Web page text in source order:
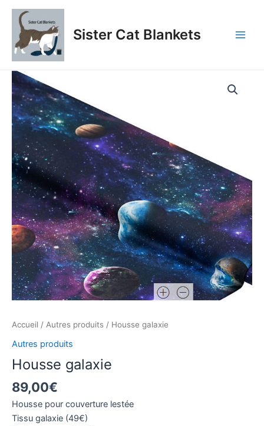
Aller
contenu
Sister Cat Blankets
Accueil / Autres produits / Housse galaxie
Autres produits
Housse galaxie
89,00€
Housse pour couverture lestée
Tissu galaxie (49€)